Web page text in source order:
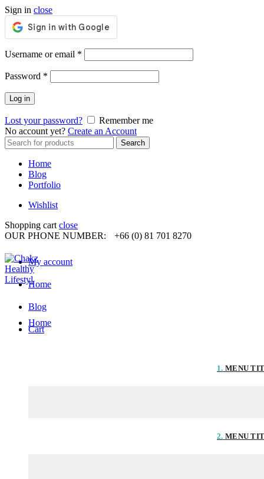
Sign in close
Username or email *
Password *
Log in
Lost your password?
Remember me
No account yet? Create an Account
Search
for:
Search
Home
Blog
Portfolio
Wishlist
Shopping cart close
OUR PHONE NUMBER:
+66 (0) 81 701 8270
My account
Home
Blog
Cart
Home
1. MENU
2. MENU